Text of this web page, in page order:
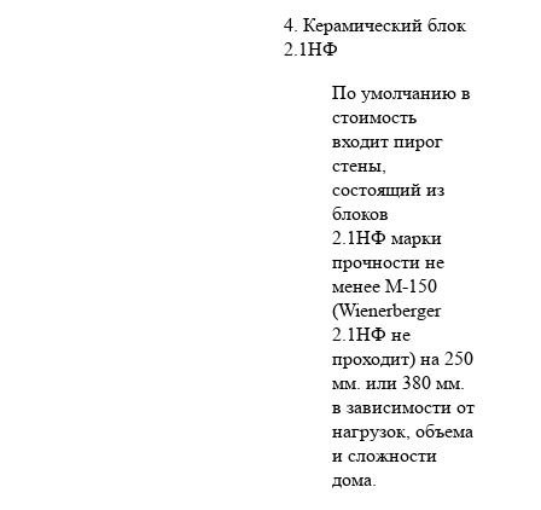
4. Керамический блок
2.1НФ
По умолчанию в
стоимость
входит пирог
стены,
состоящий из
блоков
2.1НФ марки
прочности не
менее М-150
(Wienerberger
2.1НФ не
проходит) на 250
мм. или 380 мм.
в зависимости от
нагрузок, объема
и сложности
дома.